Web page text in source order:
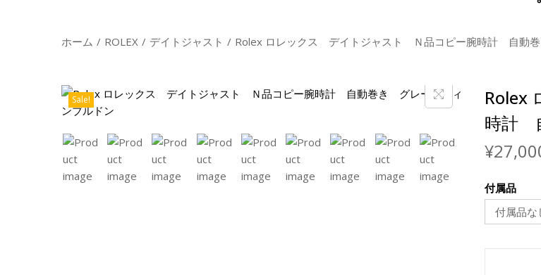
ホーム / ROLEX / デイトジャスト / Rolex ロレックス デイトジャスト Ｎ品コピー腕時計 自動
Sale!
Rolex
時計
¥
付属品